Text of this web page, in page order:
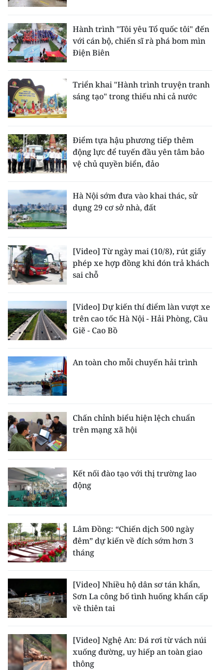
Hành trình "Tôi yêu Tổ quốc tôi" đến
với cán bộ, chiến sĩ rà phá bom mìn
Điện Biên
Triển khai "Hành trình truyện tranh
sáng tạo" trong thiếu nhi cả nước
Điểm tựa hậu phương tiếp thêm
động lực để tuyến đầu yên tâm bảo
vệ chủ quyền biển, đảo
Hà Nội sớm đưa vào khai thác, sử
dụng 29 cơ sở nhà, đất
[Video] Từ ngày mai (10/8), rút giấy
phép xe hợp đồng khi đón trả khách
sai chỗ
[Video] Dự kiến thí điểm làn vượt xe
trên cao tốc Hà Nội - Hải Phòng, Cầu
Giẽ - Cao Bồ
An toàn cho mỗi chuyến hải trình
Chấn chỉnh biểu hiện lệch chuẩn
trên mạng xã hội
Kết nối đào tạo với thị trường lao
động
Lâm Đồng: “Chiến dịch 500 ngày
đêm” dự kiến về đích sớm hơn 3
tháng
[Video] Nhiều hộ dân sơ tán khẩn,
Sơn La công bố tình huống khẩn cấp
về thiên tai
[Video] Nghệ An: Đá rơi từ vách núi
xuống đường, uy hiếp an toàn giao
thông